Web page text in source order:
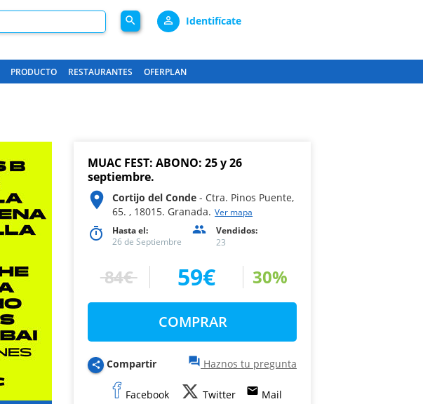
search person_outline Identifícate
PRODUCTO RESTAURANTES OFERPLAN
MUAC FEST: ABONO: 25 y 26
septiembre.
Cortijo del Conde
Ctra. Pinos Puente,
65. , 18015. Granada. Ver mapa
Hasta el:
26 de Septiembre
Vendidos:
23
84€ 59€ 30%
COMPRAR
share Compartir question_answer Haznos tu pregunta
Facebook Twitter email Mail